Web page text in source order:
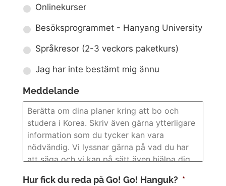
Onlinekurser
Besöksprogrammet - Hanyang University
Språkresor (2-3 veckors paketkurs)
Jag har inte bestämt mig ännu
Meddelande
Hur fick du reda på Go! Go! Hanguk? *